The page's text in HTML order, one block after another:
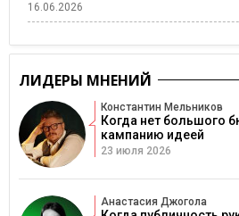
16.06.2026
ЛИДЕРЫ МНЕНИЙ
Константин Мельников
Когда нет большого
кампанию идеей
23 июля 2026
Анастасия Джогола